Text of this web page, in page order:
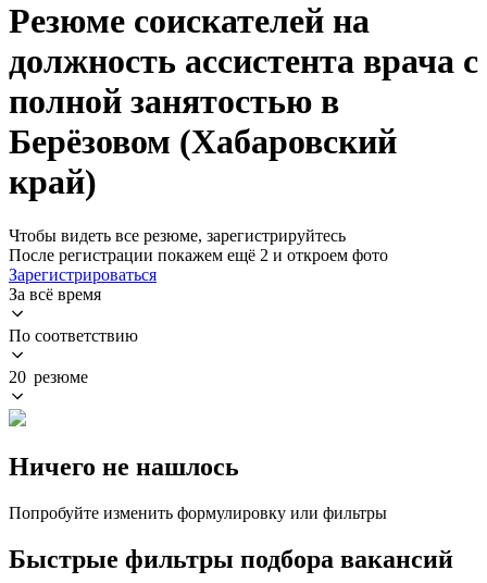
Резюме соискателей на
должность ассистента врача с
полной занятостью в
Берёзовом (Хабаровский
край)
Чтобы видеть все резюме, зарегистрируйтесь
После регистрации покажем ещё 2 и откроем фото
Зарегистрироваться
За всё время
По соответствию
20 резюме
Ничего не нашлось
Попробуйте изменить формулировку или фильтры
Быстрые фильтры подбора вакансий